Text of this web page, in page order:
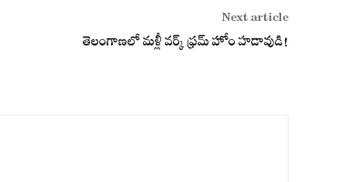
Next article
తెలంగాణలో మళ్లీ వర్క్ ఫ్రమ్ హోం హడావుడి!